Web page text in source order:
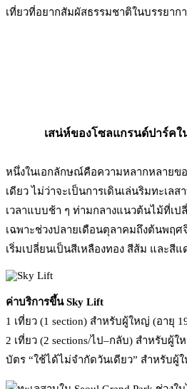
เที่ยวที่อยากสัมผัสธรรมชาติในบรรยาก
เสน่ห์ของโซลแกรนด์ปาร์คใ
หนึ่งในเอกลักษณ์คือความหลากหลายข
เดียว ไม่ว่าจะเป็นการเดินเล่นริมทะเล
เวลาแบบช้า ๆ ท่ามกลางแนวต้นไม้ที่เ
เฉพาะช่วงปลายเดือนตุลาคมถึงต้นพฤศ
เริ่มเปลี่ยนเป็นสีเหลืองทอง สีส้ม และสี
ค่าบริการขึ้น Sky Lift
1 เที่ยว (1 section) สำหรับผู้ใหญ่ (อายุ
2 เที่ยว (2 sections/ไป–กลับ) สำหรับผู้ใ
บัตร “ใช้ได้ไม่จำกัดวันเดียว” สำหรับผู้